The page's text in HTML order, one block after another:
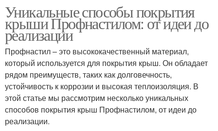
Уникальные способы покрытия
крыши Профнастилом: от идеи до
реализации
Профнастил – это высококачественный материал,
который используется для покрытия крыш. Он обладает
рядом преимуществ, таких как долговечность,
устойчивость к коррозии и высокая теплоизоляция. В
этой статье мы рассмотрим несколько уникальных
способов покрытия крыш Профнастилом, от идеи до
реализации.